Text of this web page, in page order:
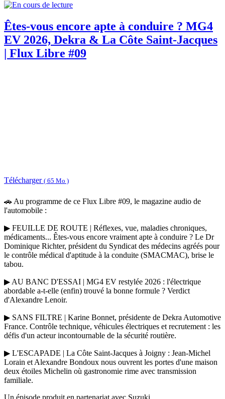
Êtes-vous encore apte à conduire ? MG4
EV 2026, Dekra & La Côte Saint-Jacques
| Flux Libre #09
Télécharger ( 65 Mo )
🚗 Au programme de ce Flux Libre #09, le magazine audio de
l'automobile :
▶ FEUILLE DE ROUTE | Réflexes, vue, maladies chroniques,
médicaments... Êtes-vous encore vraiment apte à conduire ? Le Dr
Dominique Richter, président du Syndicat des médecins agréés pour
le contrôle médical d'aptitude à la conduite (SMACMAC), brise le
tabou.
▶ AU BANC D'ESSAI | MG4 EV restylée 2026 : l'électrique
abordable a-t-elle (enfin) trouvé la bonne formule ? Verdict
d'Alexandre Lenoir.
▶ SANS FILTRE | Karine Bonnet, présidente de Dekra Automotive
France. Contrôle technique, véhicules électriques et recrutement : les
défis d'un acteur incontournable de la sécurité routière.
▶ L'ESCAPADE | La Côte Saint-Jacques à Joigny : Jean-Michel
Lorain et Alexandre Bondoux nous ouvrent les portes d'une maison
deux étoiles Michelin où gastronomie rime avec transmission
familiale.